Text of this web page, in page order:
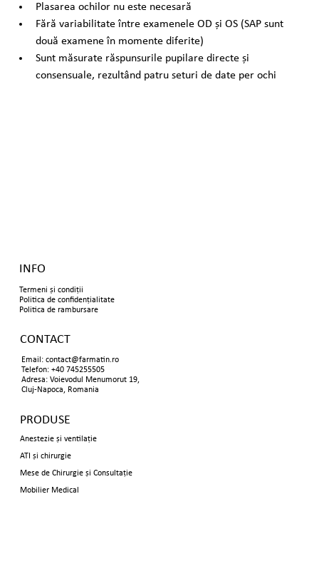
Plasarea ochilor nu este necesară
Fără variabilitate între examenele OD și OS (SAP sunt
două examene în momente diferite)
Sunt măsurate răspunsurile pupilare directe și
consensuale, rezultând patru seturi de date per ochi
INFO
Termeni și condiții
Politica de confidențialitate
Politica de rambursare
CONTACT
Email: contact@farmatin.ro
Telefon: +40 745255505
Adresa: Voievodul Menumorut 19,
Cluj-Napoca, Romania
PRODUSE
Anestezie și ventilație
ATI și chirurgie
Mese de Chirurgie și Consultație
Mobilier Medical